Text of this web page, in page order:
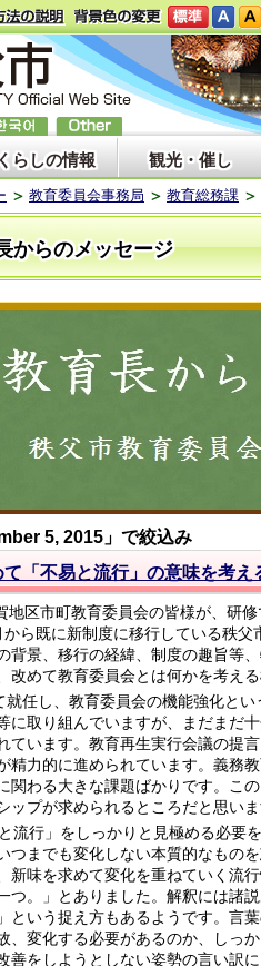
くらしの情報 観光・催し
教育委員会事務局 教育総務課
からのメッセージ
5, 2015 」で絞込み
て「不易と流行」の意味を考え
地区市町教育委員会の皆様が、研
ら既に新制度に移行している秩
背景、移行の経緯、制度の趣旨等
改めて教育委員会とは何かを考える
就任し、教育委員会の機能強化と
に取り組んでいますが、まだまだ
ています。教育再生実行会議の提
精力的に進められています。義務
関わる大きな課題ばかりです。こ
ップが求められるところだと思いま
流行」をしっかりと見極める必要
つまでも変化しない本質的なもの
新味を求めて変化を重ねていく流
つ。」とありました。解釈には諸
という捉え方もあるようです。言
、変化する必要があるのか、しっ
善をしようとしない姿勢の言い訳